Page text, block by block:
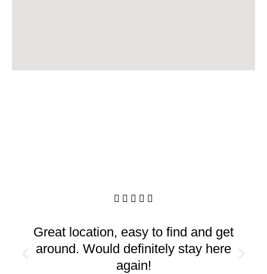
    
Great location, easy to find and get
around. Would definitely stay here
again!